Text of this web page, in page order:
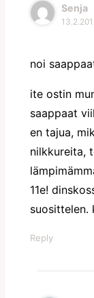
Senja
noi
ite ostin
saappaat
en tajua,
nilkkureita,
11e!
suosittelen.
Reply